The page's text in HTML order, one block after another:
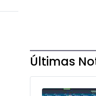
Últimas